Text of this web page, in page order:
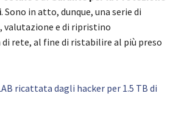
. Sono in atto, dunque, una serie di
e di ripristino
rete, al fine di ristabilire al più preso
ricattata dagli hacker per 1.5 TB di